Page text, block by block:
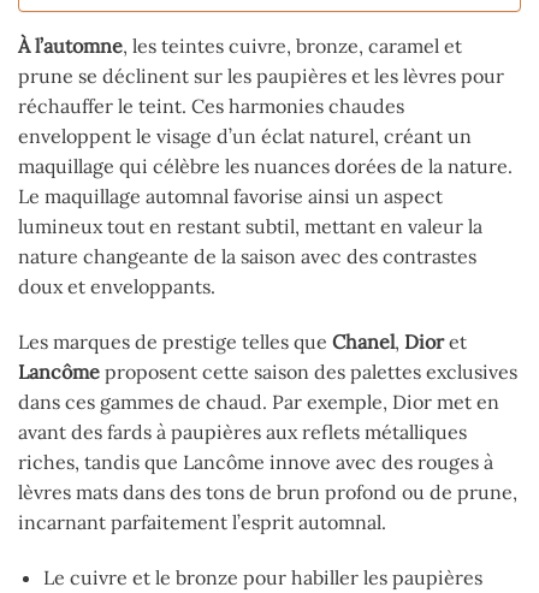
À l’automne, les teintes cuivre, bronze, caramel et
prune se déclinent sur les paupières et les lèvres pour
réchauffer le teint. Ces harmonies chaudes
enveloppent le visage d’un éclat naturel, créant un
maquillage qui célèbre les nuances dorées de la nature.
Le maquillage automnal favorise ainsi un aspect
lumineux tout en restant subtil, mettant en valeur la
nature changeante de la saison avec des contrastes
doux et enveloppants.
Les marques de prestige telles que Chanel, Dioret
Lancôme proposent cette saison des palettes exclusives
dans ces gammes de chaud. Par exemple, Dior met en
avant des fards à paupières aux reflets métalliques
riches, tandis que Lancôme innove avec des rouges à
lèvres mats dans des tons de brun profond ou de prune,
incarnant parfaitement l’esprit automnal.
Le cuivre et le bronze pour habiller les paupières